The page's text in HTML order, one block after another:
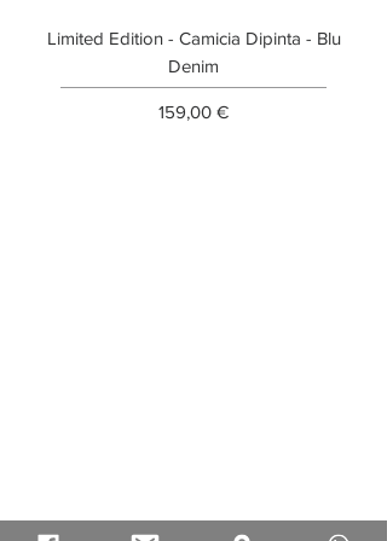
Limited Edition - Camicia Dipinta - Blu
Denim
Prezzo
159,00 €